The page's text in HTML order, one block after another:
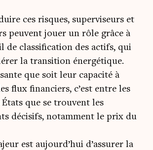
ces risques, superviseurs et
peuvent jouer un rôle grâce à
de classification des actifs, qui
la transition énergétique.
que soit leur capacité à
flux financiers, c’est entre les
États que se trouvent les
décisifs, notamment le prix du
est aujourd’hui d’assurer la